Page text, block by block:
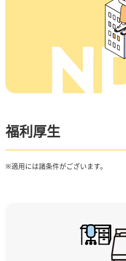
オ
募集要項
福利厚生
※適用には諸条件がございます。